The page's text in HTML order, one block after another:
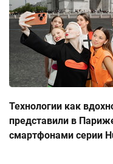
Технологии как
представили в
смартфонами серии